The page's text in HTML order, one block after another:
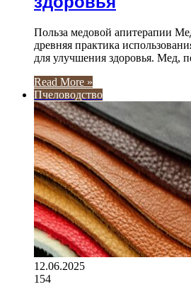
Польза медовой апитерапии
древняя практика
для улучшения здоровья. Мед,
Read More »
Пчеловодство
12.06.2025
154